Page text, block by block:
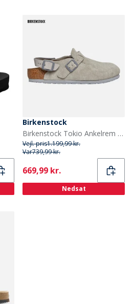
Birkenstock
Birkenstock Tokio Ankelrem Clogs Sten Mønt
Vejl. pris1.199,99 kr.
Var739,99 kr.
Current
669,99 kr.
Nedsat